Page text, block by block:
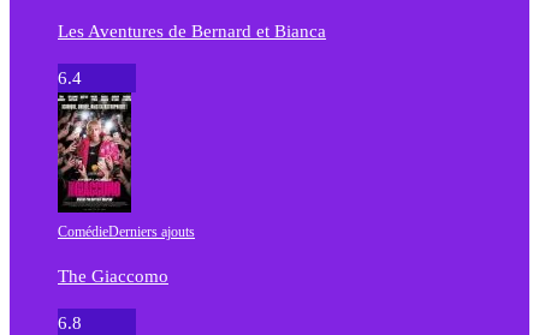
Les Aventures de Bernard et Bianca
6.4
ComédieDerniers ajouts
The Giaccomo
6.8